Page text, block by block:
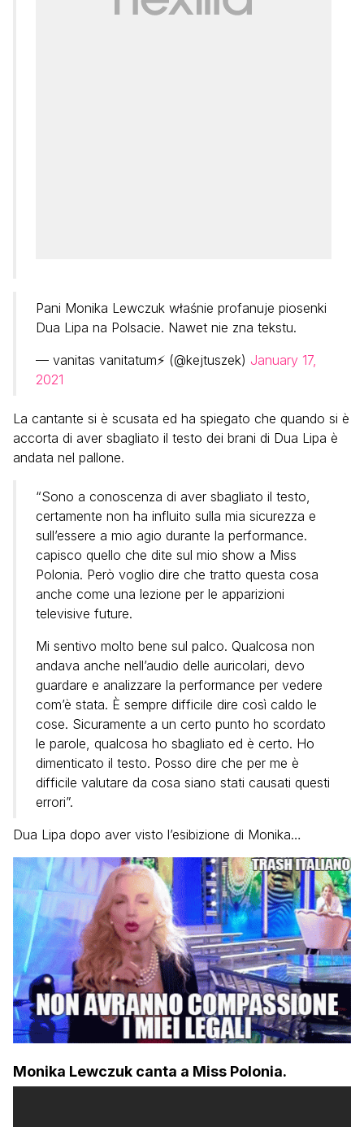
Pani Monika Lewczuk właśnie profanuje piosenki
Dua Lipa na Polsacie. Nawet nie zna tekstu.
— vanitas vanitatum⚡ (@kejtuszek) January 17,
2021
La cantante si è scusata ed ha spiegato che quando si è
accorta di aver sbagliato il testo dei brani di Dua Lipa è
andata nel pallone.
“Sono a conoscenza di aver sbagliato il testo,
certamente non ha influito sulla mia sicurezza e
sull’essere a mio agio durante la performance.
capisco quello che dite sul mio show a Miss
Polonia. Però voglio dire che tratto questa cosa
anche come una lezione per le apparizioni
televisive future.
Mi sentivo molto bene sul palco. Qualcosa non
andava anche nell’audio delle auricolari, devo
guardare e analizzare la performance per vedere
com’è stata. È sempre difficile dire così caldo le
cose. Sicuramente a un certo punto ho scordato
le parole, qualcosa ho sbagliato ed è certo. Ho
dimenticato il testo. Posso dire che per me è
difficile valutare da cosa siano stati causati questi
errori”.
Dua Lipa dopo aver visto l’esibizione di Monika…
Monika Lewczuk canta a Miss Polonia.